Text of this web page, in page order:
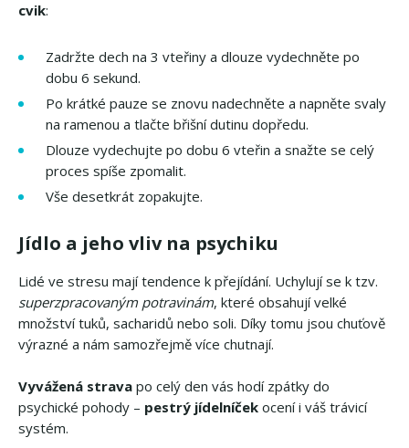
cvik:
Zadržte dech na 3 vteřiny a dlouze vydechněte po
dobu 6 sekund.
Po krátké pauze se znovu nadechněte a napněte svaly
na ramenou a tlačte břišní dutinu dopředu.
Dlouze vydechujte po dobu 6 vteřin a snažte se celý
proces spíše zpomalit.
​Vše desetkrát zopakujte.
Jídlo a jeho vliv na psychiku
Lidé ve stresu mají tendence k přejídání. Uchylují se k tzv.
superzpracovaným potravinám, které obsahují velké
množství tuků, sacharidů nebo soli. Díky tomu jsou chuťově
výrazné a nám samozřejmě více chutnají.
Vyvážená strava po celý den vás hodí zpátky do
psychické pohody – pestrý jídelníček ocení i váš trávicí
systém.